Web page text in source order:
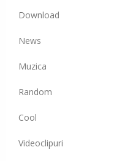
Download
News
Muzica
Random
Cool
Videoclipuri